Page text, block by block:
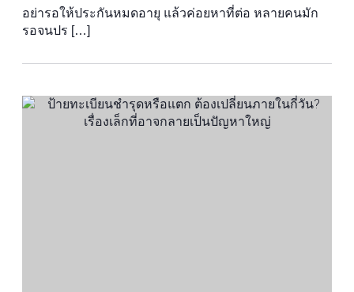
อย่ารอให้ประกันหมดอายุ แล้วค่อยหาที่ต่อ หลายคนมัก
รอจนปร […]